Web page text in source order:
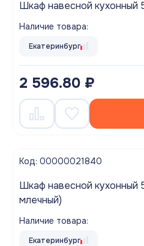
Шкаф навесной кухонный
Наличие товара:
Екатеринбург
2 596.80 ₽
Код: 00000021840
Шкаф навесной кухонный
млечный)
Наличие товара:
Екатеринбург